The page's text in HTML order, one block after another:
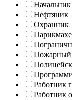
Начальник
Нефтяник
Охранник
Пожарный
Работник
Работник